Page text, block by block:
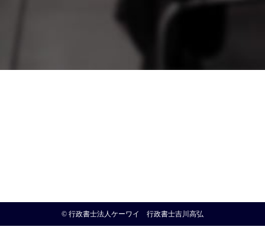
© 行政書士法人ケーワイ 行政書士吉川高弘